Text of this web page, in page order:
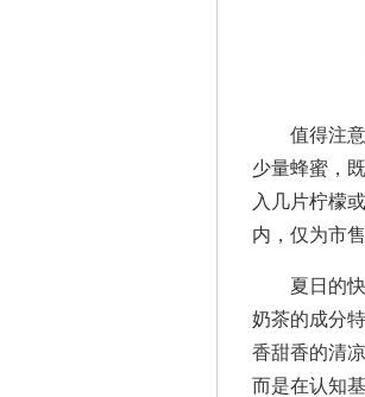
值得注意
少量蜂蜜，
入几片柠檬
内，仅为市
夏日的快
奶茶的成分
香甜香的清
而是在认知